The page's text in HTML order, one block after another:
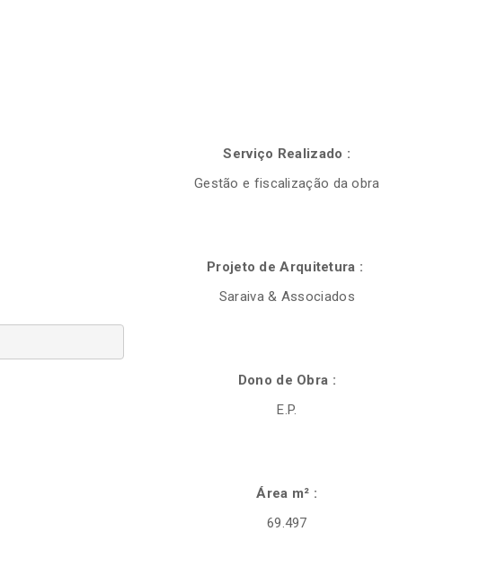
Serviço Realizado :
Gestão e fiscalização da obra
Projeto de Arquitetura :
Saraiva & Associados
Dono de Obra :
E.P.
Área m² :
69.497